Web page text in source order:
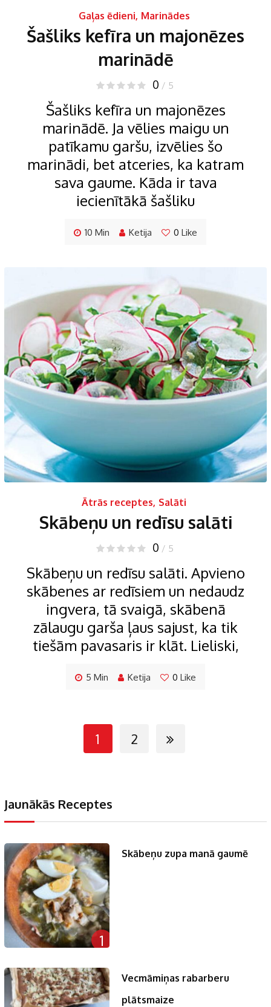
Gaļas ēdieni, Marinādes
Šašliks kefīra un majonēzes
marinādē
0 / 5
Šašliks kefīra un majonēzes
marinādē. Ja vēlies maigu un
patīkamu garšu, izvēlies šo
marinādi, bet atceries, ka katram
sava gaume. Kāda ir tava
iecienītākā šašliku
10 Min Ketija 0 Like
Ātrās receptes, Salāti
Skābeņu un redīsu salāti
0 / 5
Skābeņu un redīsu salāti. Apvieno
skābenes ar redīsiem un nedaudz
ingvera, tā svaigā, skābenā
zālaugu garša ļaus sajust, ka tik
tiešām pavasaris ir klāt. Lieliski,
5 Min Ketija 0 Like
1 2
Jaunākās Receptes
1
Skābeņu zupa manā gaumē
Vecmāmiņas rabarberu
plātsmaize